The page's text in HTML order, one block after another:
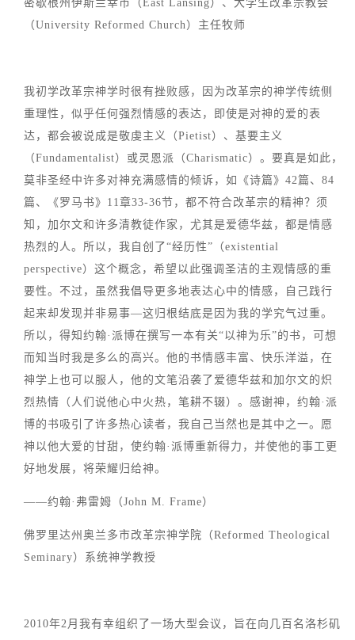
密歇根州伊斯兰幸市（East Lansing）、大学生改革宗教会
（University Reformed Church）主任牧师
我初学改革宗神学时很有挫败感，因为改革宗的神学传统侧
重理性，似乎任何强烈情感的表达，即使是对神的爱的表
达，都会被说成是敬虔主义（Pietist）、基要主义
（Fundamentalist）或灵恩派（Charismatic）。要真是如此，
莫非圣经中许多对神充满感情的倾诉，如《诗篇》42篇、84
篇、《罗马书》11章33-36节，都不符合改革宗的精神？须
知，加尔文和许多清教徒作家，尤其是爱德华兹，都是情感
热烈的人。所以，我自创了“经历性”（existential
perspective）这个概念，希望以此强调圣洁的主观情感的重
要性。不过，虽然我倡导更多地表达心中的情感，自己践行
起来却发现并非易事—这归根结底是因为我的学究气过重。
所以，得知约翰·派博在撰写一本有关“以神为乐”的书，可想
而知当时我是多么的高兴。他的书情感丰富、快乐洋溢，在
神学上也可以服人，他的文笔沿袭了爱德华兹和加尔文的炽
烈热情（人们说他心中火热，笔耕不辍）。感谢神，约翰·派
博的书吸引了许多热心读者，我自己当然也是其中之一。愿
神以他大爱的甘甜，使约翰·派博重新得力，并使他的事工更
好地发展，将荣耀归给神。
——约翰·弗雷姆（John M. Frame）
佛罗里达州奥兰多市改革宗神学院（Reformed Theological
Seminary）系统神学教授
2010年2月我有幸组织了一场大型会议，旨在向几百名洛杉矶